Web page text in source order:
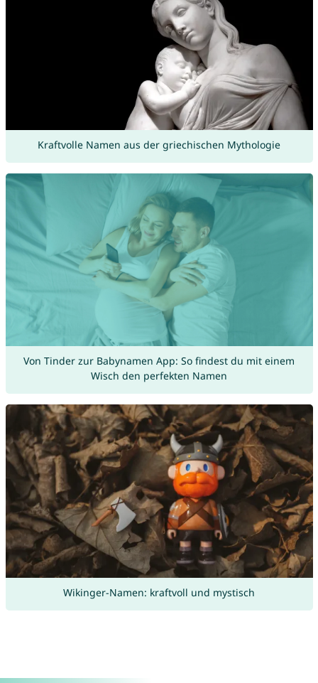
Kraftvolle Namen aus der griechischen Mythologie
Von Tinder zur Babynamen App: So findest du mit einem
Wisch den perfekten Namen
Wikinger-Namen: kraftvoll und mystisch